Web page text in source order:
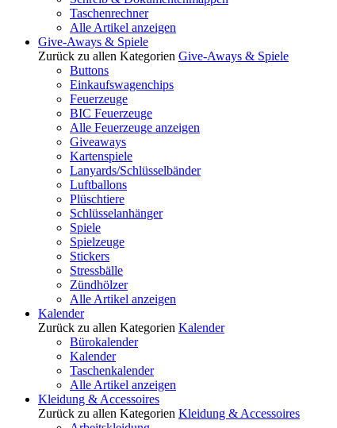
Taschenrechner
Alle Artikel anzeigen
Give-Aways & Spiele
Zurück zu allen Kategorien Give-Aways & Spiele
Buttons
Einkaufswagenchips
Feuerzeuge
BIC Feuerzeuge
Alle Feuerzeuge anzeigen
Giveaways
Kartenspiele
Lanyards/Schlüsselbänder
Luftballons
Plüschtiere
Schlüsselanhänger
Spiele
Spielzeuge
Stickers
Stressbälle
Zündhölzer
Alle Artikel anzeigen
Kalender
Zurück zu allen Kategorien Kalender
Bürokalender
Kalender
Taschenkalender
Alle Artikel anzeigen
Kleidung & Accessoires
Zurück zu allen Kategorien Kleidung & Accessoires